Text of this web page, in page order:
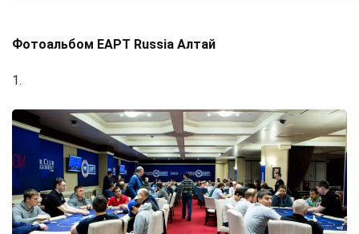
Фотоальбом EAPT Russia Алтай
1.